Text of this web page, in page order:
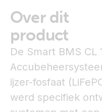
Over dit
product
De Smart BMS CL
ijzer-fosfaat
werd specifiek